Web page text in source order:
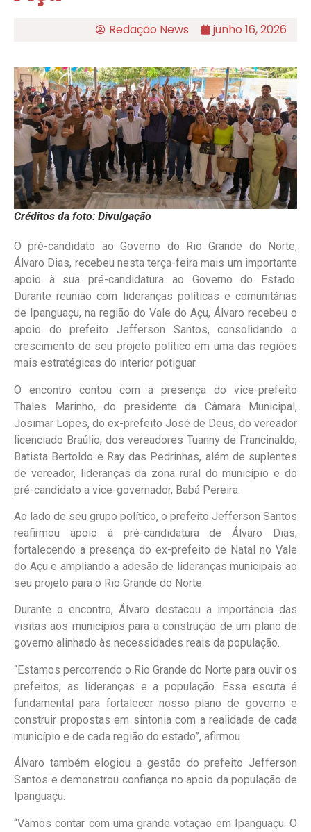
Redação News junho 16, 2026
Créditos da foto: Divulgação
O pré-candidato ao Governo do Rio Grande do Norte,
Álvaro Dias, recebeu nesta terça-feira mais um importante
apoio à sua pré-candidatura ao Governo do Estado.
Durante reunião com lideranças políticas e comunitárias
de Ipanguaçu, na região do Vale do Açu, Álvaro recebeu o
apoio do prefeito Jefferson Santos, consolidando o
crescimento de seu projeto político em uma das regiões
mais estratégicas do interior potiguar.
O encontro contou com a presença do vice-prefeito
Thales Marinho, do presidente da Câmara Municipal,
Josimar Lopes, do ex-prefeito José de Deus, do vereador
licenciado Braúlio, dos vereadores Tuanny de Francinaldo,
Batista Bertoldo e Ray das Pedrinhas, além de suplentes
de vereador, lideranças da zona rural do município e do
pré-candidato a vice-governador, Babá Pereira.
Ao lado de seu grupo político, o prefeito Jefferson Santos
reafirmou apoio à pré-candidatura de Álvaro Dias,
fortalecendo a presença do ex-prefeito de Natal no Vale
do Açu e ampliando a adesão de lideranças municipais ao
seu projeto para o Rio Grande do Norte.
Durante o encontro, Álvaro destacou a importância das
visitas aos municípios para a construção de um plano de
governo alinhado às necessidades reais da população.
“Estamos percorrendo o Rio Grande do Norte para ouvir os
prefeitos, as lideranças e a população. Essa escuta é
fundamental para fortalecer nosso plano de governo e
construir propostas em sintonia com a realidade de cada
município e de cada região do estado”, afirmou.
Álvaro também elogiou a gestão do prefeito Jefferson
Santos e demonstrou confiança no apoio da população de
Ipanguaçu.
“Vamos contar com uma grande votação em Ipanguaçu. O